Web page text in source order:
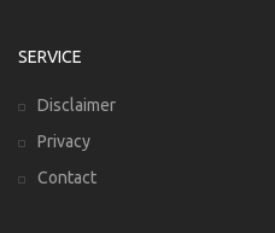
SERVICE
Disclaimer
Privacy
Contact